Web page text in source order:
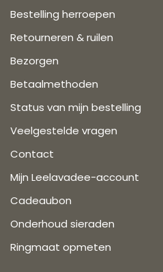
Bestelling herroepen
Retourneren & ruilen
Bezorgen
Betaalmethoden
Status van mijn bestelling
Veelgestelde vragen
Contact
Mijn Leelavadee-account
Cadeaubon
Onderhoud sieraden
Ringmaat opmeten